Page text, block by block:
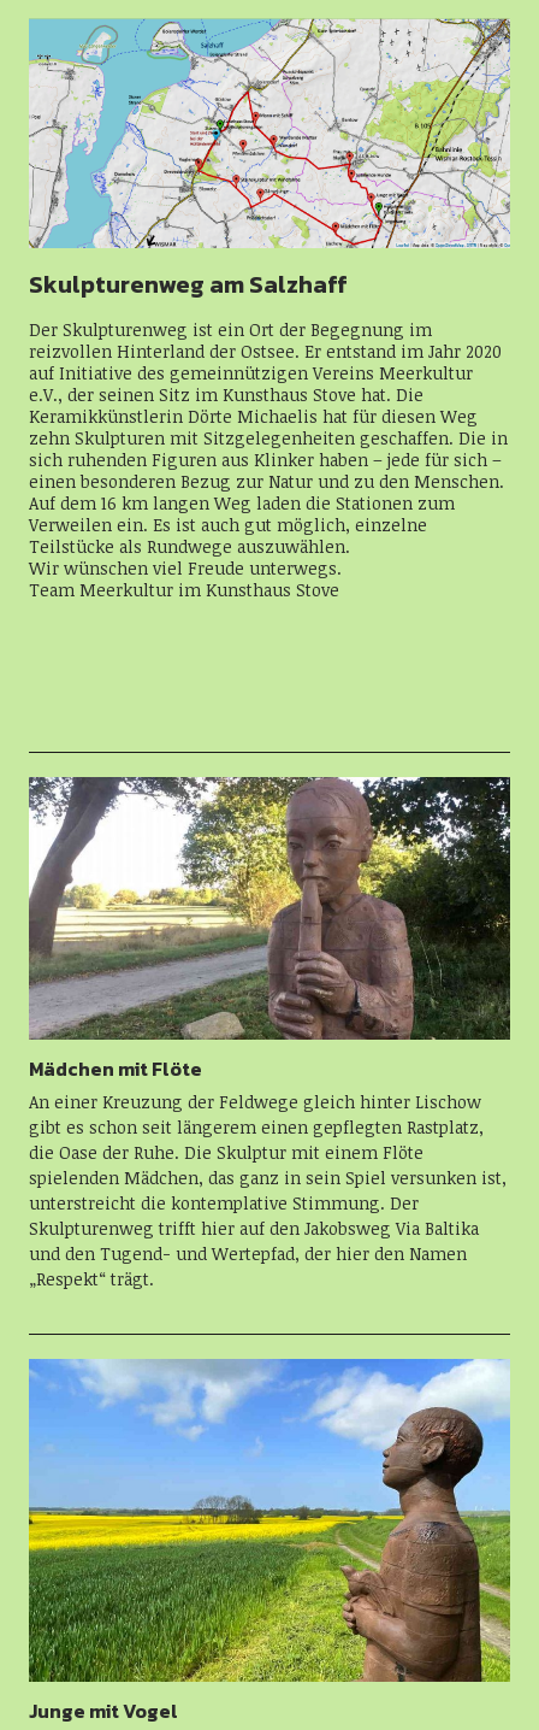
Skulpturenweg am Salzhaff
Der Skulpturenweg ist ein Ort der Begegnung im
reizvollen Hinterland der Ostsee. Er entstand im Jahr 2020
auf Initiative des gemeinnützigen Vereins Meerkultur
e.V., der seinen Sitz im Kunsthaus Stove hat. Die
Keramikkünstlerin Dörte Michaelis hat für diesen Weg
zehn Skulpturen mit Sitzgelegenheiten geschaffen. Die in
sich ruhenden Figuren aus Klinker haben – jede für sich –
einen besonderen Bezug zur Natur und zu den Menschen.
Auf dem 16 km langen Weg laden die Stationen zum
Verweilen ein. Es ist auch gut möglich, einzelne
Teilstücke als Rundwege auszuwählen.
Wir wünschen viel Freude unterwegs.
Team Meerkultur im Kunsthaus Stove
Mädchen mit Flöte
An einer Kreuzung der Feldwege gleich hinter Lischow
gibt es schon seit längerem einen gepflegten Rastplatz,
die Oase der Ruhe. Die Skulptur mit einem Flöte
spielenden Mädchen, das ganz in sein Spiel versunken ist,
unterstreicht die kontemplative Stimmung. Der
Skulpturenweg trifft hier auf den Jakobsweg Via Baltika
und den Tugend- und Wertepfad, der hier den Namen
„Respekt“ trägt.
Junge mit Vogel